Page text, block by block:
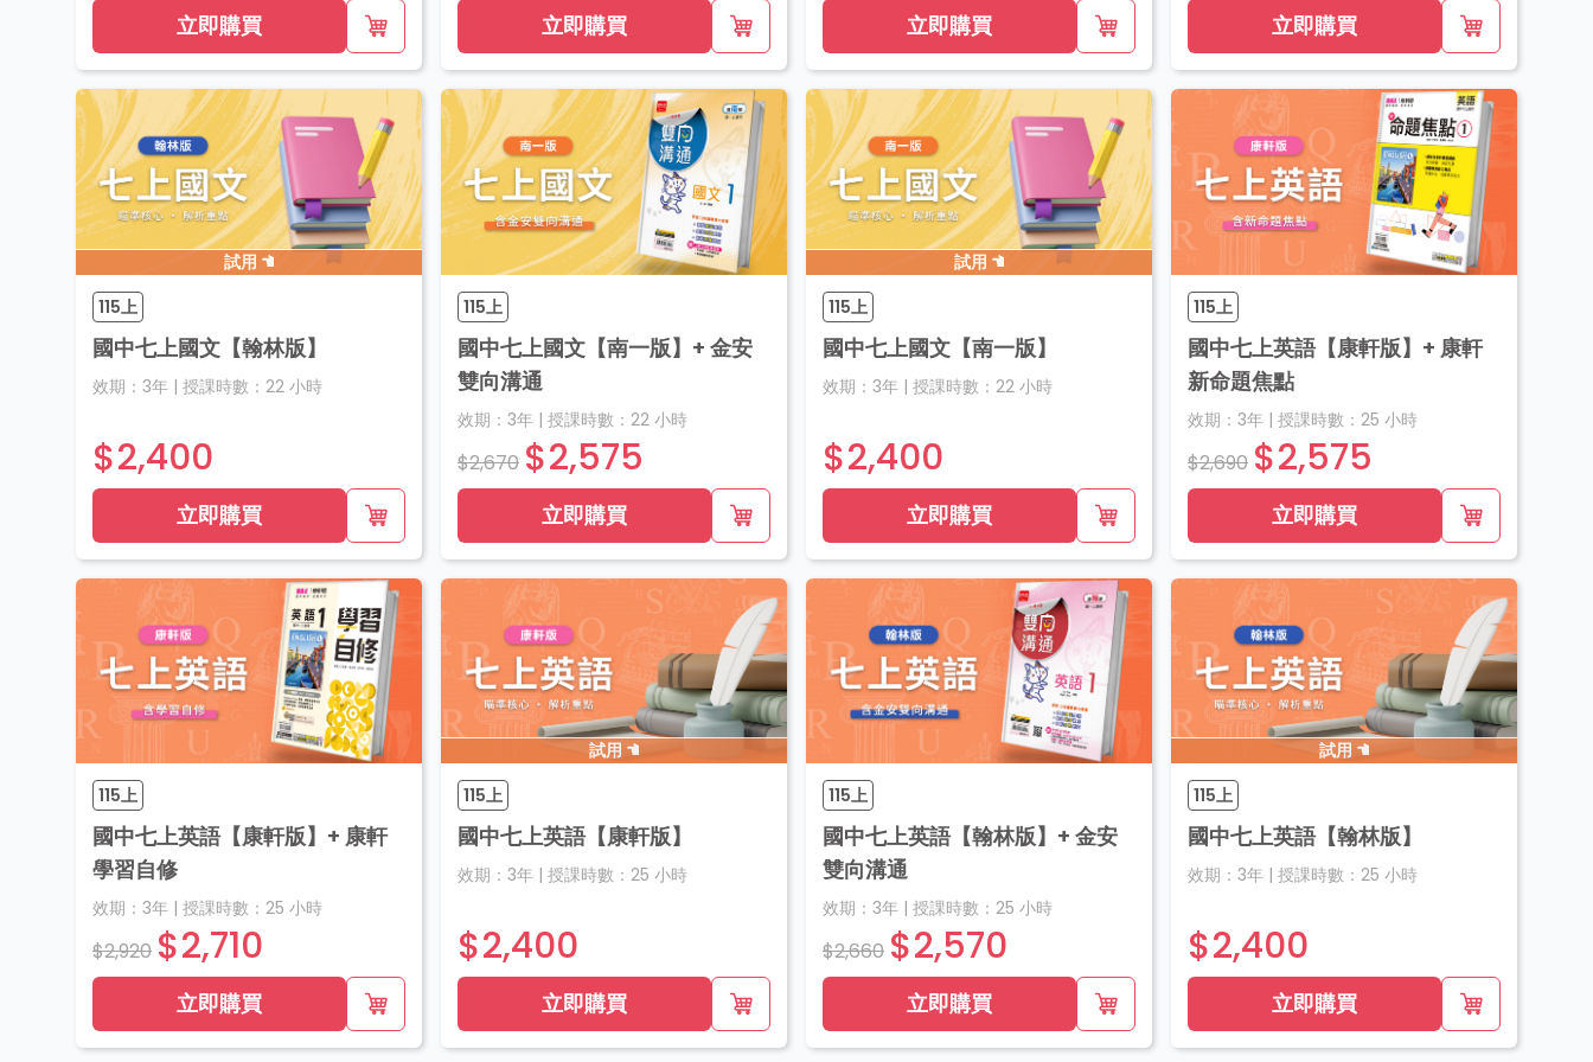
立即購買 立即購買 立即購買 立即購買
試用
115上
國中七上國文【翰林版】
效期： 3年 | 授課時數： 22 小時
$2,400
立即購買
115上
國中七上國文【南一版】+ 金安
雙向溝通
效期： 3年 | 授課時數： 22 小時
$2,670 $2,575
立即購買
試用
115上
國中七上國文【南一版】
效期： 3年 | 授課時數： 22 小時
$2,400
立即購買
115上
國中七上英語【康軒版】+ 康軒
新命題焦點
效期： 3年 | 授課時數： 25 小時
$2,690 $2,575
立即購買
115上
國中七上英語【康軒版】+ 康軒
學習自修
效期： 3年 | 授課時數： 25 小時
$2,920 $2,710
立即購買
試用
115上
國中七上英語【康軒版】
效期： 3年 | 授課時數： 25 小時
$2,400
立即購買
115上
國中七上英語【翰林版】+ 金安
雙向溝通
效期： 3年 | 授課時數： 25 小時
$2,660 $2,570
立即購買
試用
115上
國中七上英語【翰林版】
效期： 3年 | 授課時數： 25 小時
$2,400
立即購買